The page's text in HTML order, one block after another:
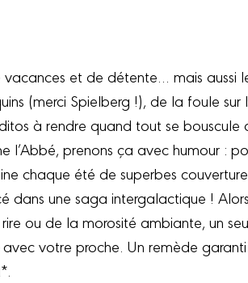
et de détente… mais aussi
(merci Spielberg !), de la foule sur
à rendre quand tout se bouscule
l’Abbé, prenons ça avec humour :
chaque été de superbes
dans une saga intergalactique !
ou de la morosité ambiante, un
votre proche. Un remède